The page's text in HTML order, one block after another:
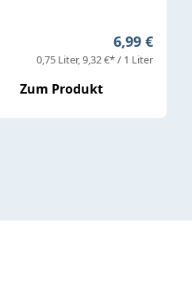
Regulärer
6,99 €
0,75 Liter 9,32 €* / 1 Liter
Zum Produkt